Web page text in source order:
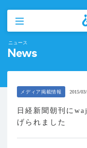
ニュース
News
メディア掲載情報 2015/
日経新聞朝刊に
げられました